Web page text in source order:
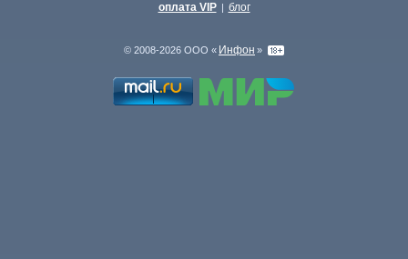
оплата VIP | блог
© 2008-2026 ООО « Инфон »